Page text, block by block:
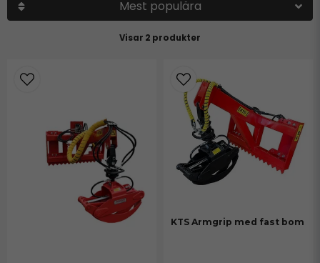
Armgriparna kan monteras på flera olika maskiner, vilket ger
flexibilitet och mångsidighet.
som passar dina arbetsbehov.
2 produkter
Mest populära
KTS Armgrip med fast bom